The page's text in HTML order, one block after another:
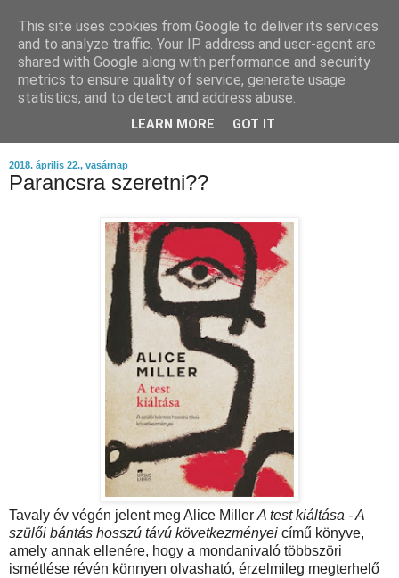
2018. április 22., vasárnap
Parancsra szeretni??
Tavaly év végén jelent meg Alice Miller A test kiáltása - A
szülői bántás hosszú távú következményei című könyve,
amely annak ellenére, hogy a mondanivaló többszöri
ismétlése révén könnyen olvasható, érzelmileg megterhelő
This site uses cookies from Google to deliver its services
and to analyze traffic. Your IP address and user-agent are
shared with Google along with performance and security
metrics to ensure quality of service, generate usage
statistics, and to detect and address abuse.
LEARN MORE GOT IT